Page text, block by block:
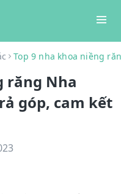
Top 9 nha khoa niềng
răng Nha
góp, cam kết